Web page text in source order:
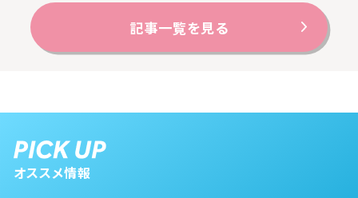
記事一覧を見る
オススメ情報